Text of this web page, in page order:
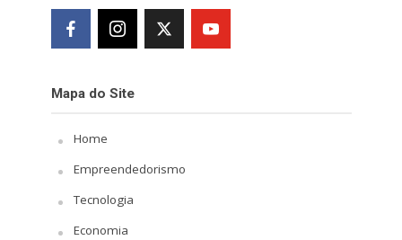
Mapa do Site
Home
Empreendedorismo
Tecnologia
Economia